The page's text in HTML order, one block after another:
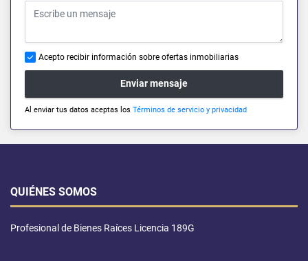
Acepto recibir información sobre ofertas inmobiliarias
Enviar mensaje
Al enviar tus datos aceptas los Términos de servicio y privacidad
QUIÉNES SOMOS
Profesional de Bienes Raíces Licencia 189G